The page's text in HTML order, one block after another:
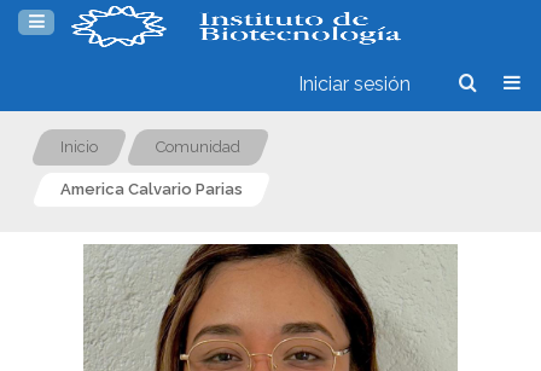
Iniciar sesión
Inicio Comunidad
America Calvario Parias